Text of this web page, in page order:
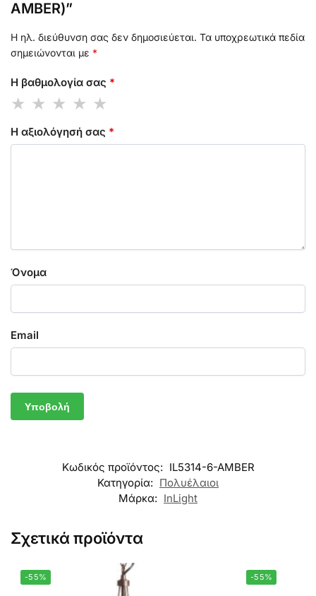
AMBER)”
Η ηλ. διεύθυνση σας δεν δημοσιεύεται. Τα υποχρεωτικά πεδία
σημειώνονται με *
Η βαθμολογία σας *
Η αξιολόγησή σας *
Όνομα
Email
Κωδικός προϊόντος: IL5314-6-AMBER
Κατηγορία: Πολυέλαιοι
Μάρκα: InLight
Σχετικά προϊόντα
-55% -55%